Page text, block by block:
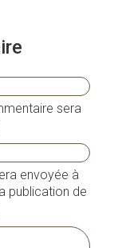
sera
envoyée à
publication de